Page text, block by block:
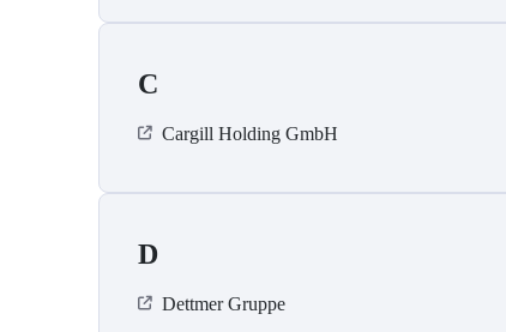
C
Cargill Holding GmbH
D
Dettmer Gruppe